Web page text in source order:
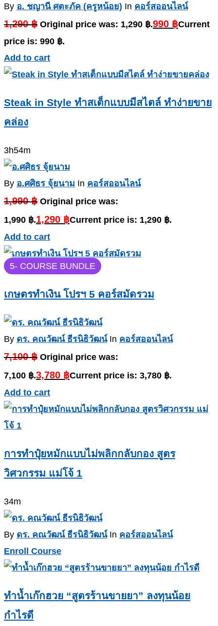
By อ. ชญานี ศตะภัค (ครูหน้อย) In คอร์สออนไลน์
1,290฿ Original price was: 1,290 ฿.990 ฿Current
price is: 990 ฿.
Add to cart
Steak in Style ทำสเต็กแบบมีสไตล์ ทำง่ายขาย
คล่อง
3h54m
By อ.ศศิธร จุ้ยนาม In คอร์สออนไลน์
1,990฿ Original price was:
1,990 ฿.1,290 ฿Current price is: 1,290 ฿.
Add to cart
5- COURSE BUNDLE
เกษตรทำเงิน โปรฯ 5 คอร์สมัดรวม
By ดร. คณวัฒน์ ธีรนิธิวัฒน์In คอร์สออนไลน์
7,100฿ Original price was:
7,100 ฿.3,780 ฿Current price is: 3,780 ฿.
Add to cart
การทำปุ๋ยหมักแบบไม่พลิกกลับกอง สูตร
วิศวกรรม แม่โจ้ 1
34m
By ดร. คณวัฒน์ ธีรนิธิวัฒน์In คอร์สออนไลน์
Enroll Course
ทำน้ำเก๊กฮวย “สูตรร้านขายยา” ลงทุนน้อย
กำไรดี